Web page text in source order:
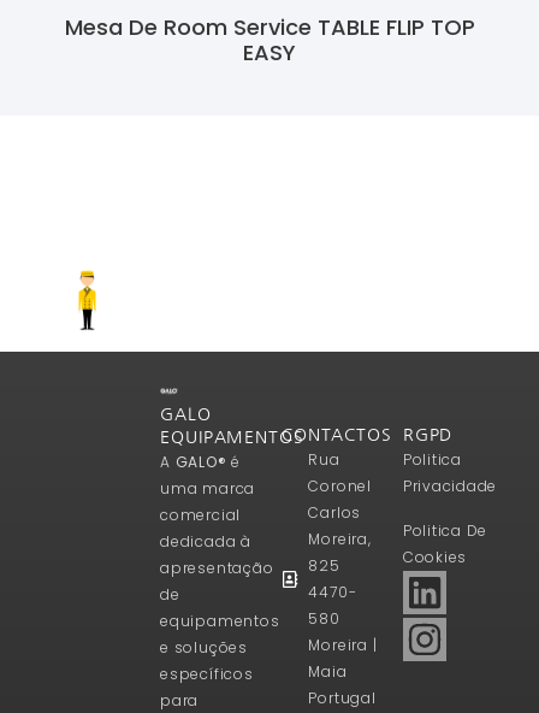
Mesa De Room Service TABLE FLIP TOP
EASY
GALO
EQUIPAMENTOS
A GALO® é
uma marca
comercial
dedicada à
apresentação
de
equipamentos
e soluções
específicos
para
CONTACTOS
Rua
Coronel
Carlos
Moreira,
825
4470-
580
Moreira |
Maia
Portugal
RGPD
Politica
Privacidade
Politica De
Cookies